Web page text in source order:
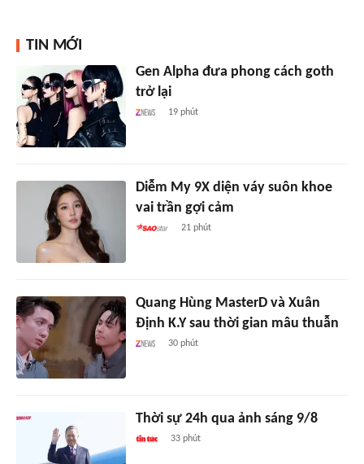
TIN MỚI
Gen Alpha đưa phong cách goth
trở lại
19 phút
Diễm My 9X diện váy suôn khoe
vai trần gợi cảm
21 phút
Quang Hùng MasterD và Xuân
Định K.Y sau thời gian mâu thuẫn
30 phút
Thời sự 24h qua ảnh sáng 9/8
33 phút